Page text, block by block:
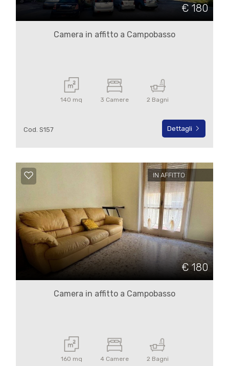
€ 180
Camera in affitto a Campobasso
140 mq 3 Camere 2 Bagni
Cod. S157 Dettagli
IN AFFITTO
€ 180
Camera in affitto a Campobasso
160 mq 4 Camere 2 Bagni
Bagni
minimi
4
5+
Camere